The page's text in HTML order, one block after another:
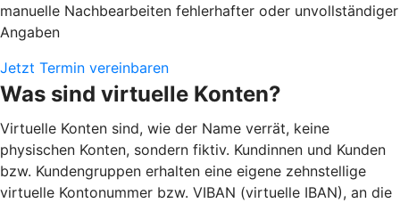
manuelle Nachbearbeiten fehlerhafter oder unvollständiger
Angaben
Jetzt Termin vereinbaren
Was sind virtuelle Konten?
Virtuelle Konten sind, wie der Name verrät, keine
physischen Konten, sondern fiktiv. Kundinnen und Kunden
bzw. Kundengruppen erhalten eine eigene zehnstellige
virtuelle Kontonummer bzw. VIBAN (virtuelle IBAN), an die